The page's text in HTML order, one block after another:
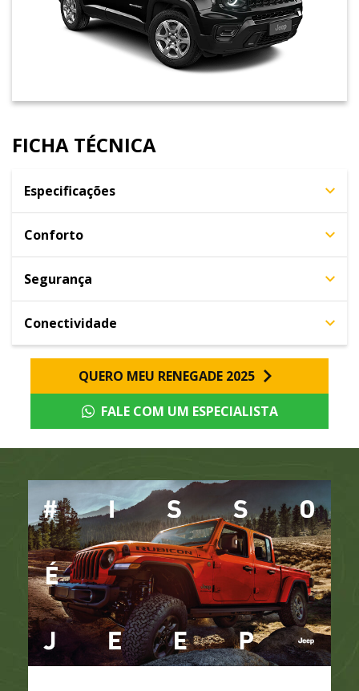
FICHA TÉCNICA
Especificações
Conforto
Segurança
Conectividade
QUERO MEU RENEGADE 2025
FALE COM UM ESPECIALISTA